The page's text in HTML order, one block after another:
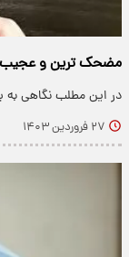
مضحک ترین و
در این مطلب نگاهی به
۲۷ فروردین ۱۴۰۳